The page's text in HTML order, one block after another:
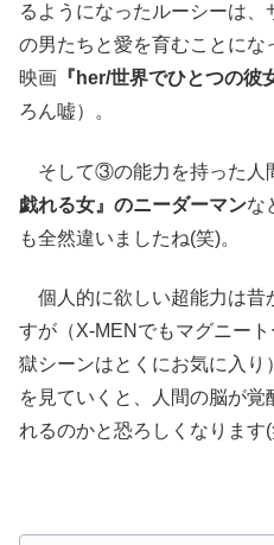
るようになったルーシーは
の男たちと愛を育むことに
映画 『her/世界でひとつの彼
ろん嘘）。
そして③の能力を持った人
戯れる女』のニーダーマンな
も全然違いましたね(笑)。
個人的に欲しい超能力は昔
すが（X-MENでもマグニー
獄シーンはとくにお気に入り
を見ていくと、人間の脳が
れるのかと恐ろしくなります(